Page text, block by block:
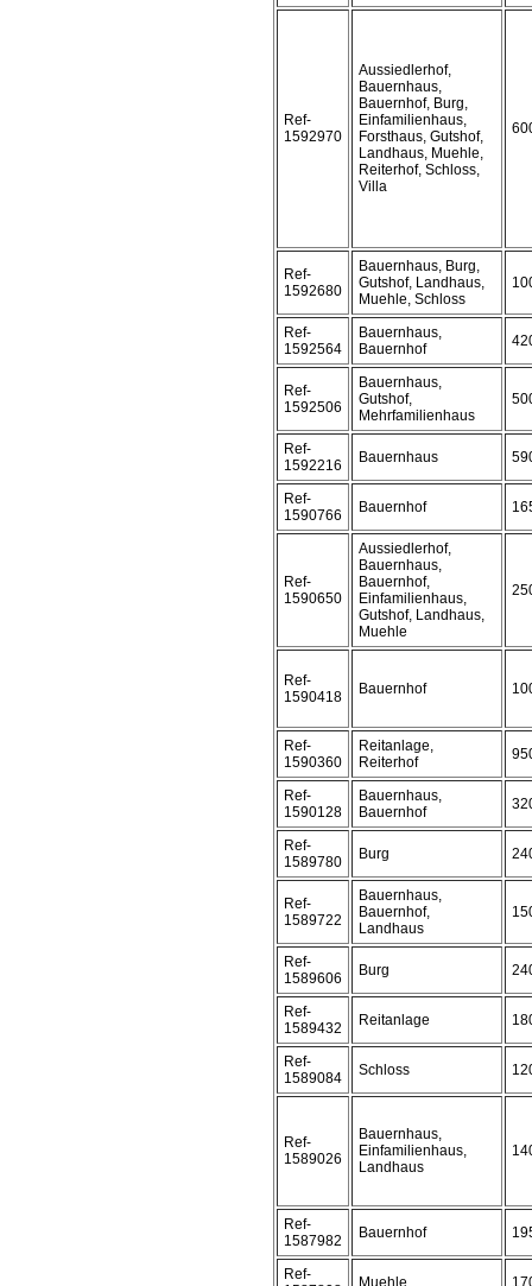
Ref-
1592970
Aussiedlerhof,
Bauernhaus,
Bauernhof, Burg,
Einfamilienhaus,
Forsthaus, Gutshof,
Landhaus, Muehle,
Reiterhof, Schloss,
Villa
Ref-
1592680
Bauernhaus, Burg,
Gutshof, Landhaus,
Muehle, Schloss
Ref-
1592564
Bauernhaus,
Bauernhof
Ref-
1592506
Bauernhaus,
Gutshof,
Mehrfamilienhaus
Ref-
1592216
Bauernhaus
Ref-
1590766
Bauernhof
Ref-
1590650
Aussiedlerhof,
Bauernhaus,
Bauernhof,
Einfamilienhaus,
Gutshof, Landhaus,
Muehle
Ref-
1590418
Bauernhof
Ref-
1590360
Reitanlage,
Reiterhof
Ref-
1590128
Bauernhaus,
Bauernhof
Ref-
1589780
Burg
Ref-
1589722
Bauernhaus,
Bauernhof,
Landhaus
Ref-
1589606
Burg
Ref-
1589432
Reitanlage
Ref-
1589084
Schloss
Ref-
1589026
Bauernhaus,
Einfamilienhaus,
Landhaus
Ref-
1587982
Bauernhof
Ref-
Muehle